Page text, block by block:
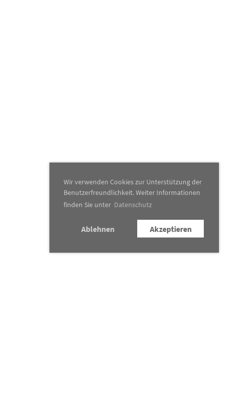
Wir verwenden Cookies zur Unterstützung der
Benutzerfreundlichkeit. Weiter Informationen
finden Sie unter Datenschutz
Ablehnen Akzeptieren